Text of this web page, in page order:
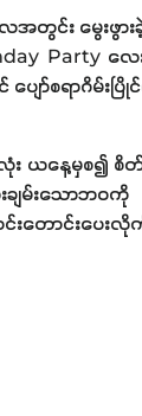
အတွင်း မွေးဖွာ
Party လေး
ပျော်စရာဂိမ်း
လုံး ယနေ့မှစ၍ စိ
ချမ်းသောဘဝ
းတောင်းပေး